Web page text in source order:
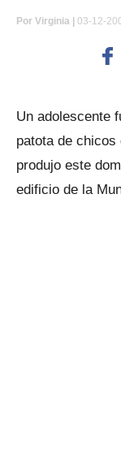
Por Virginia | 03-12-
Un adolescente
patota de
produjo este
edificio de la